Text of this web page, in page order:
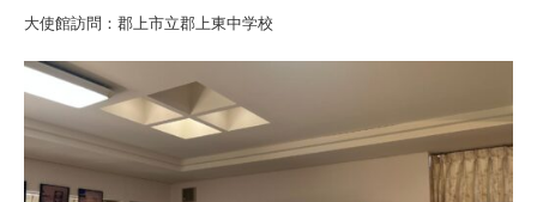
大使館訪問：郡上市立郡上東中学校